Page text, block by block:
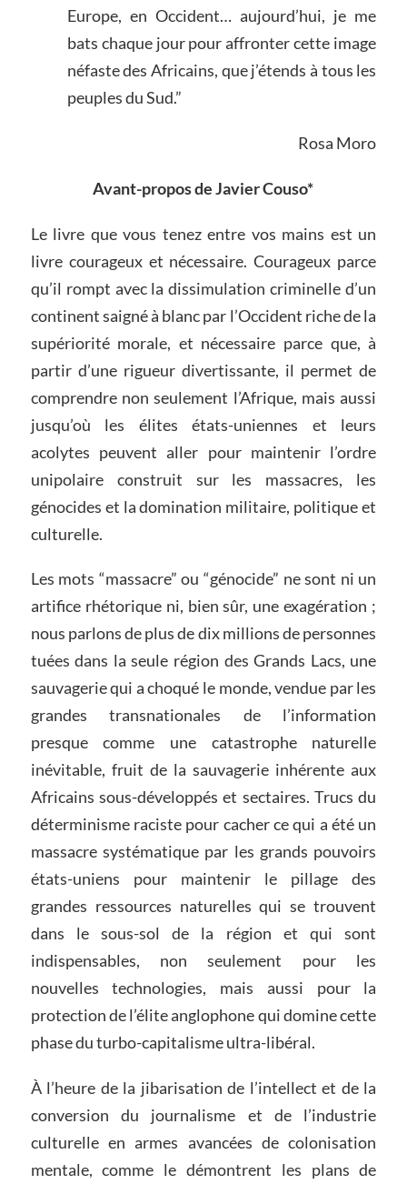
Europe, en Occident… aujourd’hui, je me
bats chaque jour pour affronter cette image
néfaste des Africains, que j’étends à tous les
peuples du Sud.”
Rosa Moro
Avant-propos de Javier Couso*
Le livre que vous tenez entre vos mains est un
livre courageux et nécessaire. Courageux parce
qu’il rompt avec la dissimulation criminelle d’un
continent saigné à blanc par l’Occident riche de la
supériorité morale, et nécessaire parce que, à
partir d’une rigueur divertissante, il permet de
comprendre non seulement l’Afrique, mais aussi
jusqu’où les élites états-uniennes et leurs
acolytes peuvent aller pour maintenir l’ordre
unipolaire construit sur les massacres, les
génocides et la domination militaire, politique et
culturelle.
Les mots “massacre” ou “génocide” ne sont ni un
artifice rhétorique ni, bien sûr, une exagération ;
nous parlons de plus de dix millions de personnes
tuées dans la seule région des Grands Lacs, une
sauvagerie qui a choqué le monde, vendue par les
grandes transnationales de l’information
presque comme une catastrophe naturelle
inévitable, fruit de la sauvagerie inhérente aux
Africains sous-développés et sectaires. Trucs du
déterminisme raciste pour cacher ce qui a été un
massacre systématique par les grands pouvoirs
états-uniens pour maintenir le pillage des
grandes ressources naturelles qui se trouvent
dans le sous-sol de la région et qui sont
indispensables, non seulement pour les
nouvelles technologies, mais aussi pour la
protection de l’élite anglophone qui domine cette
phase du turbo-capitalisme ultra-libéral.
À l’heure de la jibarisation de l’intellect et de la
conversion du journalisme et de l’industrie
culturelle en armes avancées de colonisation
mentale, comme le démontrent les plans de